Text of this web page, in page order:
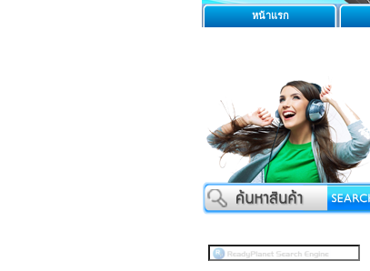
หน้าแรก